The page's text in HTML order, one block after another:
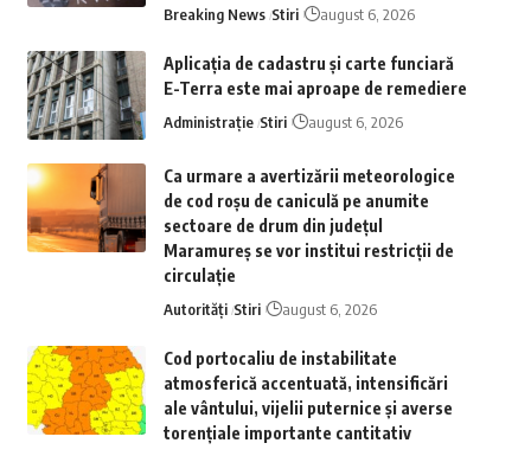
Breaking News Stiri august 6, 2026
Aplicaţia de cadastru şi carte funciară
E-Terra este mai aproape de remediere
Administrație Stiri august 6, 2026
Ca urmare a avertizării meteorologice
de cod roșu de caniculă pe anumite
sectoare de drum din județul
Maramureș se vor institui restricții de
circulație
Autorități Stiri august 6, 2026
Cod portocaliu de instabilitate
atmosferică accentuată, intensificări
ale vântului, vijelii puternice și averse
torențiale importante cantitativ